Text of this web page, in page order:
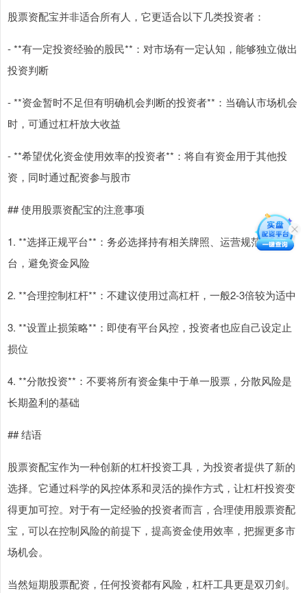
股票资配宝并非适合所有人，它更适合以下几类投资者：
- **有一定投资经验的股民**：对市场有一定认知，能够独立做出
投资判断
- **资金暂时不足但有明确机会判断的投资者**：当确认市场机会
时，可通过杠杆放大收益
- **希望优化资金使用效率的投资者**：将自有资金用于其他投
资，同时通过配资参与股市
## 使用股票资配宝的注意事项
1. **选择正规平台**：务必选择持有相关牌照、运营规范的平
台，避免资金风险
2. **合理控制杠杆**：不建议使用过高杠杆，一般2-3倍较为适中
3. **设置止损策略**：即使有平台风控，投资者也应自己设定止
损位
4. **分散投资**：不要将所有资金集中于单一股票，分散风险是
长期盈利的基础
## 结语
股票资配宝作为一种创新的杠杆投资工具，为投资者提供了新的
选择。它通过科学的风控体系和灵活的操作方式，让杠杆投资变
得更加可控。对于有一定经验的投资者而言，合理使用股票资配
宝，可以在控制风险的前提下，提高资金使用效率，把握更多市
场机会。
当然短期股票配资，任何投资都有风险，杠杆工具更是双刃剑。